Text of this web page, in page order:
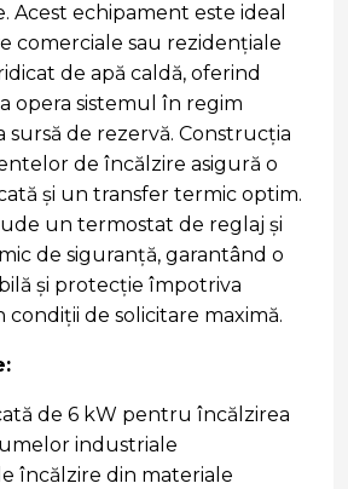
Acest echipament este ideal
comerciale sau rezidențiale
de apă caldă, oferind
opera sistemul în regim
sursă de rezervă. Construcția
de încălzire asigură o
și un transfer termic optim.
un termostat de reglaj și
de siguranță, garantând o
și protecție împotriva
condiții de solicitare maximă.
de 6 kW pentru încălzirea
industriale
încălzire din materiale